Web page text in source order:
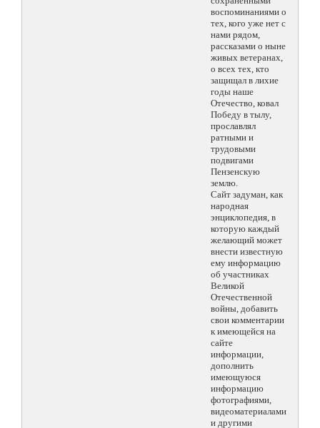
воспоминаниями о
тех, кого уже нет с
нами рядом,
рассказами о ныне
живых ветеранах,
о всех тех, кто
защищал в лихие
годы наше
Отечество, ковал
Победу в тылу,
прославлял
ратными и
трудовыми
подвигами
Пензенскую
землю.
Сайт задуман, как
народная
энциклопедия, в
которую каждый
желающий может
внести известную
ему информацию
об участниках
Великой
Отечественной
войны, добавить
свои комментарии
к имеющейся на
сайте
информации,
дополнить
имеющуюся
информацию
фотографиями,
видеоматериалами
и другими